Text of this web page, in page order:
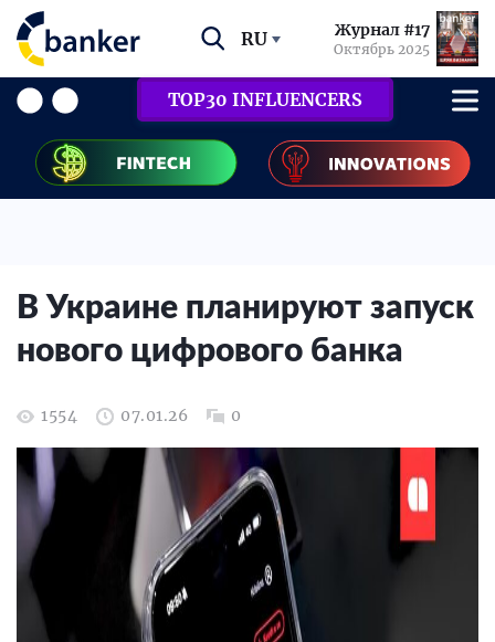
RU Журнал #17
Октябрь 2025
TOP30 INFLUENCERS
В Украине планируют запуск
нового цифрового банка
1554 07.01.26 0